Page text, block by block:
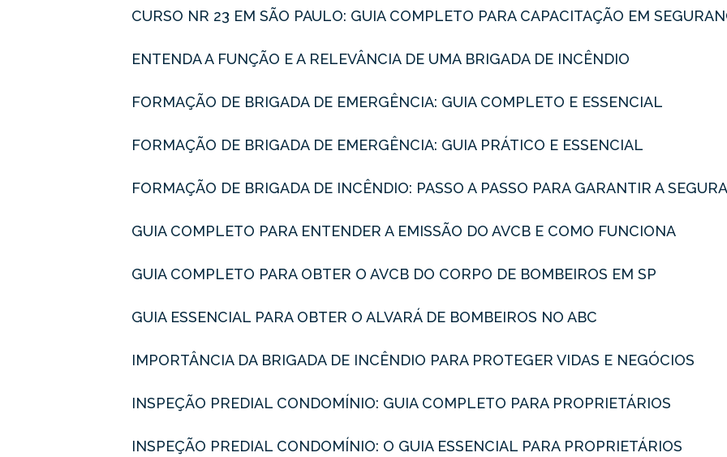
CURSO NR 23 EM SÃO PAULO: GUIA COMPLETO PARA CAPACITAÇÃO EM
ENTENDA A FUNÇÃO E A RELEVÂNCIA DE UMA BRIGADA DE INCÊNDIO
FORMAÇÃO DE BRIGADA DE EMERGÊNCIA: GUIA COMPLETO E ESSENCIAL
FORMAÇÃO DE BRIGADA DE EMERGÊNCIA: GUIA PRÁTICO E ESSENCIAL
FORMAÇÃO DE BRIGADA DE INCÊNDIO: PASSO A PASSO PARA GARANTIR A
GUIA COMPLETO PARA ENTENDER A EMISSÃO DO AVCB E COMO FUNCIONA
GUIA COMPLETO PARA OBTER O AVCB DO CORPO DE BOMBEIROS EM SP
GUIA ESSENCIAL PARA OBTER O ALVARÁ DE BOMBEIROS NO ABC
IMPORTÂNCIA DA BRIGADA DE INCÊNDIO PARA PROTEGER VIDAS E NEGÓCIOS
INSPEÇÃO PREDIAL CONDOMÍNIO: GUIA COMPLETO PARA PROPRIETÁRIOS
INSPEÇÃO PREDIAL CONDOMÍNIO: O GUIA ESSENCIAL PARA PROPRIETÁRIOS